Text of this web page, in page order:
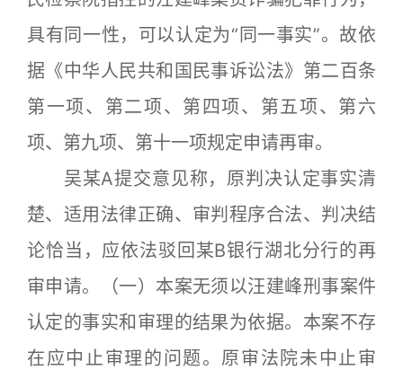
具有同一性，可以认定为“同一事实”。故依
据《中华人民共和国民事诉讼法》第二百条
第一项、第二项、第四项、第五项、第六
项、第九项、第十一项规定申请再审。
吴某A提交意见称，原判决认定事实清
楚、适用法律正确、审判程序合法、判决结
论恰当，应依法驳回某B银行湖北分行的再
审申请。（一）本案无须以汪建峰刑事案件
认定的事实和审理的结果为依据。本案不存
在应中止审理的问题。原审法院未中止审